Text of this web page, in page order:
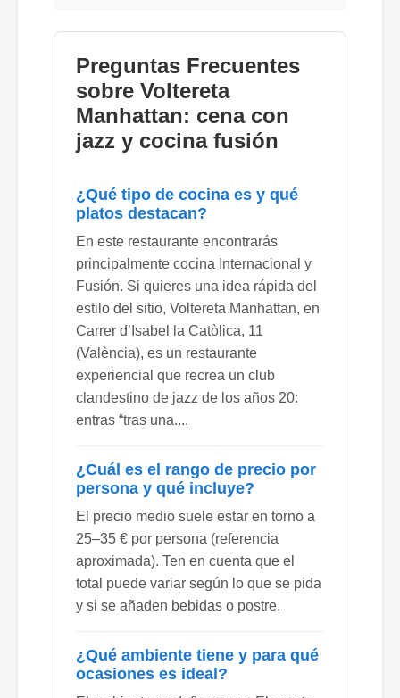
Preguntas Frecuentes
sobre Voltereta
Manhattan: cena con
jazz y cocina fusión
¿Qué tipo de cocina es y qué
platos destacan?
En este restaurante encontrarás
principalmente cocina Internacional y
Fusión. Si quieres una idea rápida del
estilo del sitio, Voltereta Manhattan, en
Carrer d’Isabel la Catòlica, 11
(València), es un restaurante
experiencial que recrea un club
clandestino de jazz de los años 20:
entras “tras una....
¿Cuál es el rango de precio por
persona y qué incluye?
El precio medio suele estar en torno a
25–35 € por persona (referencia
aproximada). Ten en cuenta que el
total puede variar según lo que se pida
y si se añaden bebidas o postre.
¿Qué ambiente tiene y para qué
ocasiones es ideal?